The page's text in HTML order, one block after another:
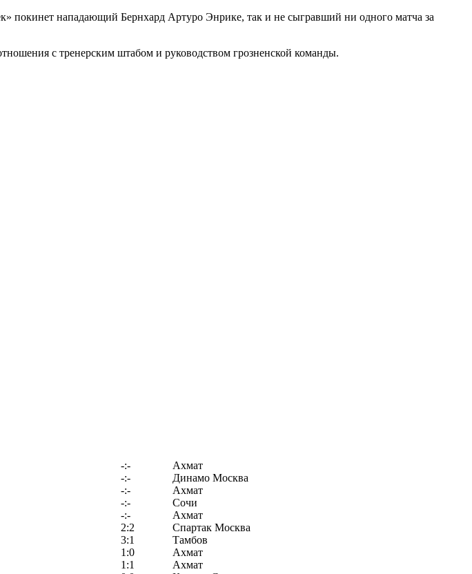
покинет нападающий Бернхард Артуро Энрике, так и не сыгравший ни одного матча за
с тренерским штабом и руководством грозненской команды.
-:-
Ахмат
-:-
Динамо Москва
-:-
Ахмат
-:-
Сочи
-:-
Ахмат
2:2
Спартак Москва
3:1
Тамбов
1:0
Ахмат
1:1
Ахмат